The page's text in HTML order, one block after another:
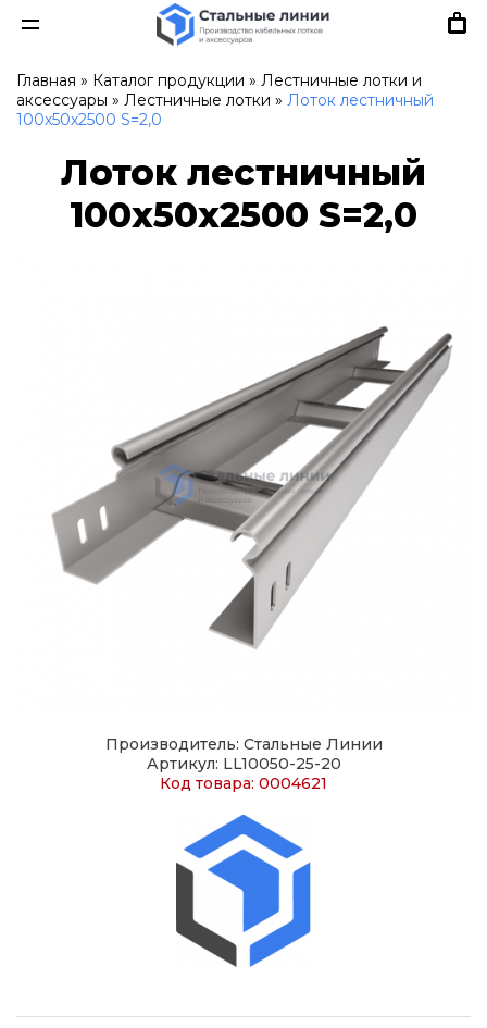
Главная » Каталог продукции » Лестничные лотки и
аксессуары » Лестничные лотки » Лоток лестничный
100х50х2500 S=2,0
Лоток лестничный
100х50х2500 S=2,0
Производитель: Стальные Линии
Артикул: LL10050-25-20
Код товара: 0004621